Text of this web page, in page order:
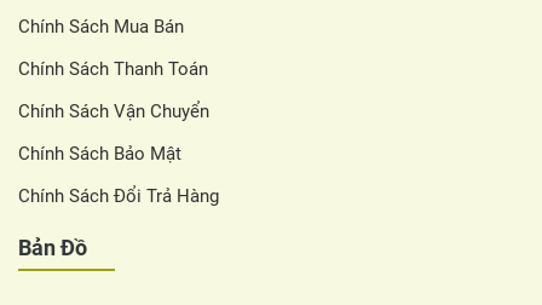
Chính Sách Mua Bán
Chính Sách Thanh Toán
Chính Sách Vận Chuyển
Chính Sách Bảo Mật
Chính Sách Đổi Trả Hàng
Bản Đồ